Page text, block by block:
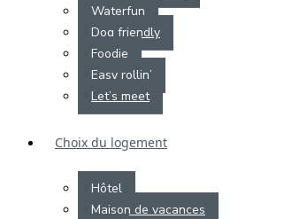
Waterfun
Dog friendly
Foodie
Easy rollin’
Let’s meet
Choix du logement
Hôtel
Maison de vacances